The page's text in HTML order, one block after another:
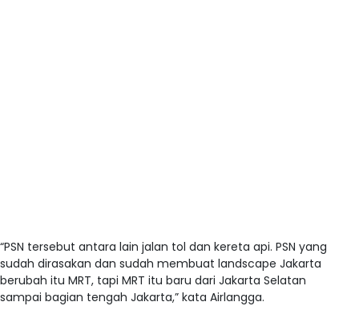
“PSN tersebut antara lain jalan tol dan kereta api. PSN yang
sudah dirasakan dan sudah membuat landscape Jakarta
berubah itu MRT, tapi MRT itu baru dari Jakarta Selatan
sampai bagian tengah Jakarta,” kata Airlangga.